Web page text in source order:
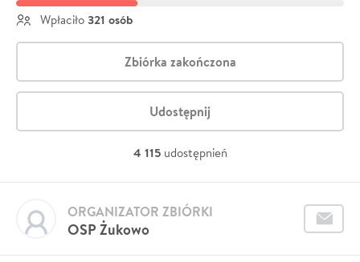
Wpłaciło 321 osób
Zbiórka zakończona
Udostępnij
4 115 udostępnień
OSP Żukowo
ORGANIZATOR ZBIÓRKI